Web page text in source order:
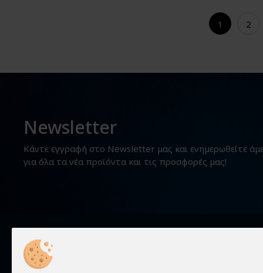
1 2
Newsletter
Κάντε εγγραφή στο Newsletter μας και ενημερωθείτε
για όλα τα νέα προϊόντα και τις προσφορές μας!